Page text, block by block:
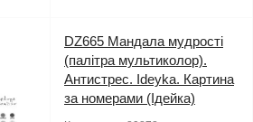
DZ665 Мандала мудрості
(палітра мультиколор).
Антистрес. Ideyka. Картина
за номерами (Ідейка)